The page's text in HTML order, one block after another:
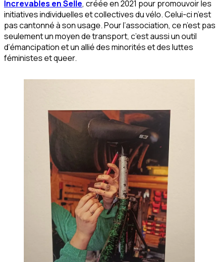
Increvables en Selle, créée en 2021 pour promouvoir les
initiatives individuelles et collectives du vélo. Celui-ci n’est
pas cantonné à son usage. Pour l’association, ce n’est pas
seulement un moyen de transport, c’est aussi un outil
d’émancipation et un allié des minorités et des luttes
féministes et queer.